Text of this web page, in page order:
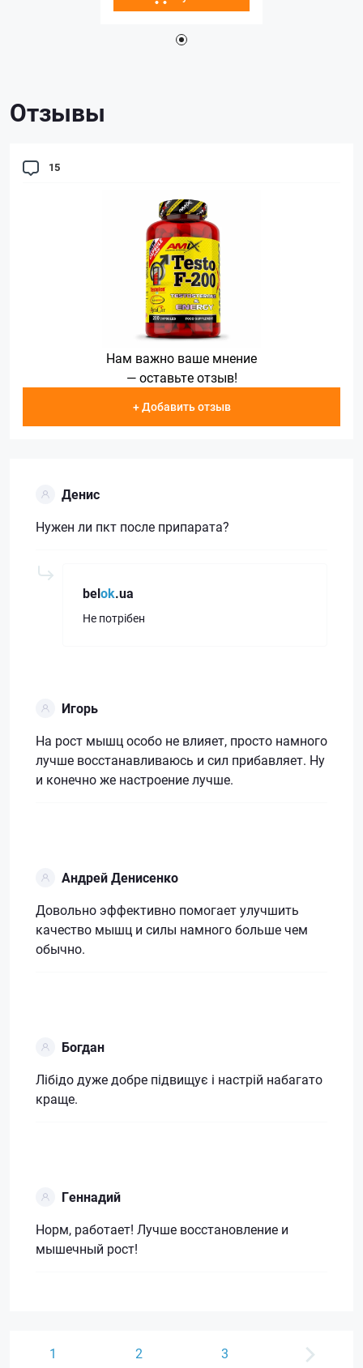
Отзывы
15
Нам важно ваше мнение
— оставьте отзыв!
+ Добавить отзыв
Денис
Нужен ли пкт после припарата?
belok.ua
Не потрібен
Игорь
На рост мышц особо не влияет, просто намного
лучше восстанавливаюсь и сил прибавляет. Ну
и конечно же настроение лучше.
Андрей Денисенко
Довольно эффективно помогает улучшить
качество мышц и силы намного больше чем
обычно.
Богдан
Лібідо дуже добре підвищує і настрій набагато
краще.
Геннадий
Норм, работает! Лучше восстановление и
мышечный рост!
1 2 3